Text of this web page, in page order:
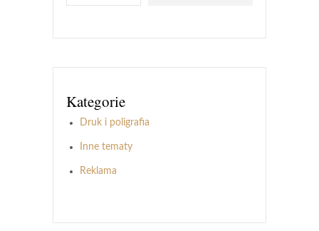
Kategorie
Druk i poligrafia
Inne tematy
Reklama